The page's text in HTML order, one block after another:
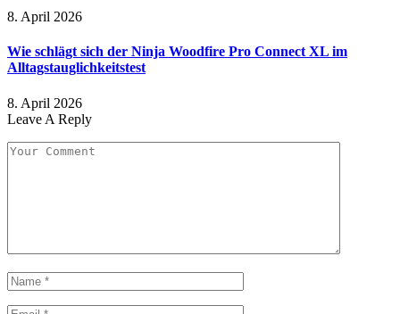
8. April 2026
Wie schlägt sich der Ninja Woodfire Pro Connect XL im
Alltagstauglichkeitstest
8. April 2026
Leave A Reply